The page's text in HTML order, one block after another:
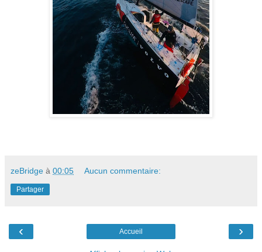
zeBridge à 00:05 Aucun commentaire:
Partager
‹ ›
Accueil